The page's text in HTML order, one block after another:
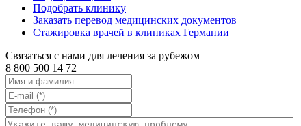
Подобрать клинику
Заказать перевод медицинских документов
Стажировка врачей в клиниках Германии
Связаться с нами для лечения за рубежом
8 800 500 14 72